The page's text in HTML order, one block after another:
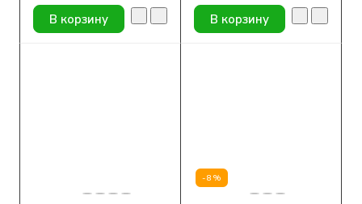
В корзину В корзину
-8%